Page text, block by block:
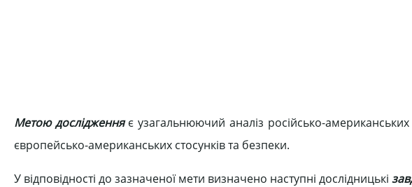
Метою дослідженняє узагальнюючий аналіз російсько-американських
європейсько-американських стосунків та безпеки.
У відповідності до зазначеної мети визначено наступні дослідницькі